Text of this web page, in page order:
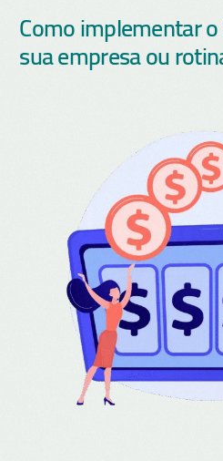
Como implementar
sua empresa ou